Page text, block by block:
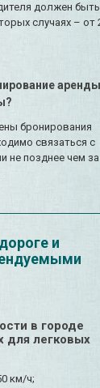
должен
случаях – от
аренды
бронирования
связаться с
не позднее чем за
и
в городе
для легковых
км/ч;